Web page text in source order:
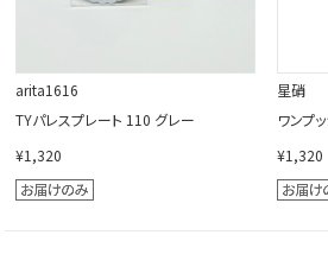
arita1616
TYパレスプレート 110 グレー
¥1,320
星硝
ワンプ
¥1,320